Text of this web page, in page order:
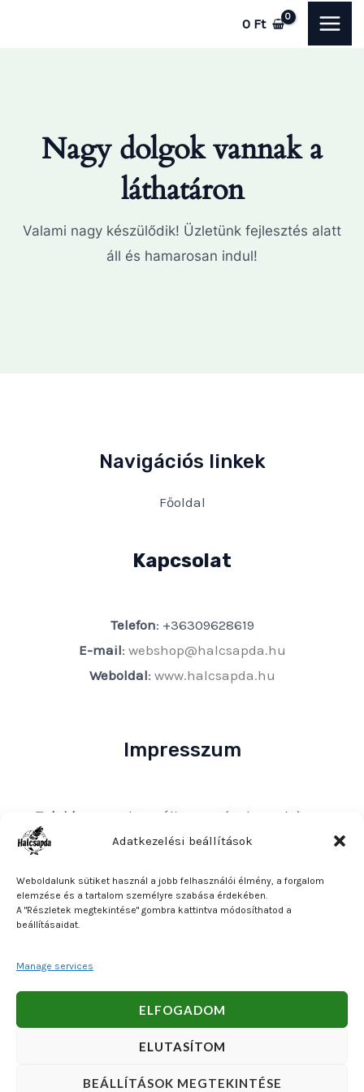
Adatkezelési beállítások
Weboldalunk sütiket használ a jobb felhasználói élmény, a forgalom
elemzése és a tartalom személyre szabása érdekében.
A "Részletek megtekintése" gombra kattintva módosíthatod a
beállításaidat.
Manage services
ELFOGADOM
ELUTASÍTOM
BEÁLLÍTÁSOK MEGTEKINTÉSE
0 Ft
Nagy dolgok vannak a
láthatáron
Valami nagy készülődik! Üzletünk fejlesztés alatt
áll és hamarosan indul!
Navigációs linkek
Főoldal
Kapcsolat
Telefon: +36309628619
E-mail: webshop@halcsapda.hu
Weboldal: www.halcsapda.hu
Impresszum
Tulajdonos
: Bakos Bálint E. V. (Halcsapda)
Székhely és postacím: 2890 Tata, Nyárfa u. 7.
Közösségi adószám: HU90921379
Bankszámlaszám: OTP Bank 11740047-27102600
by Bakos Bálint E. V. (Halcsapda).